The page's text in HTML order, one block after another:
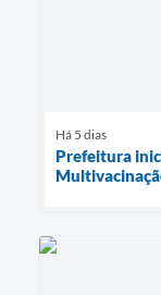
Há 5 dias
Prefeitura